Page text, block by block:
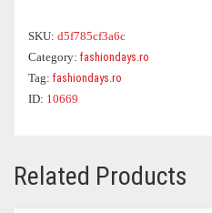
SKU: d5f785cf3a6c
Category: fashiondays.ro
Tag: fashiondays.ro
ID: 10669
Related Products